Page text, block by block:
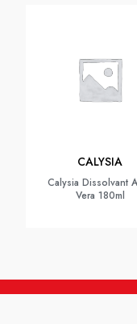
CALYSIA
Calysia Dissolvant
Vera 180ml